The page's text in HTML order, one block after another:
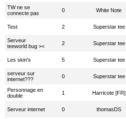
TW ne se
connecte pas
0 White Note
Test 2 Superstar tee
Serveur
teeworld bug ><
2 Superstar tee
Les skin's 5 Superstar tee
serveur sur
internet???
0 Superstar tee
Personnage en
double
1 Harricote [FR]
Serveur internet 0 thomasDS